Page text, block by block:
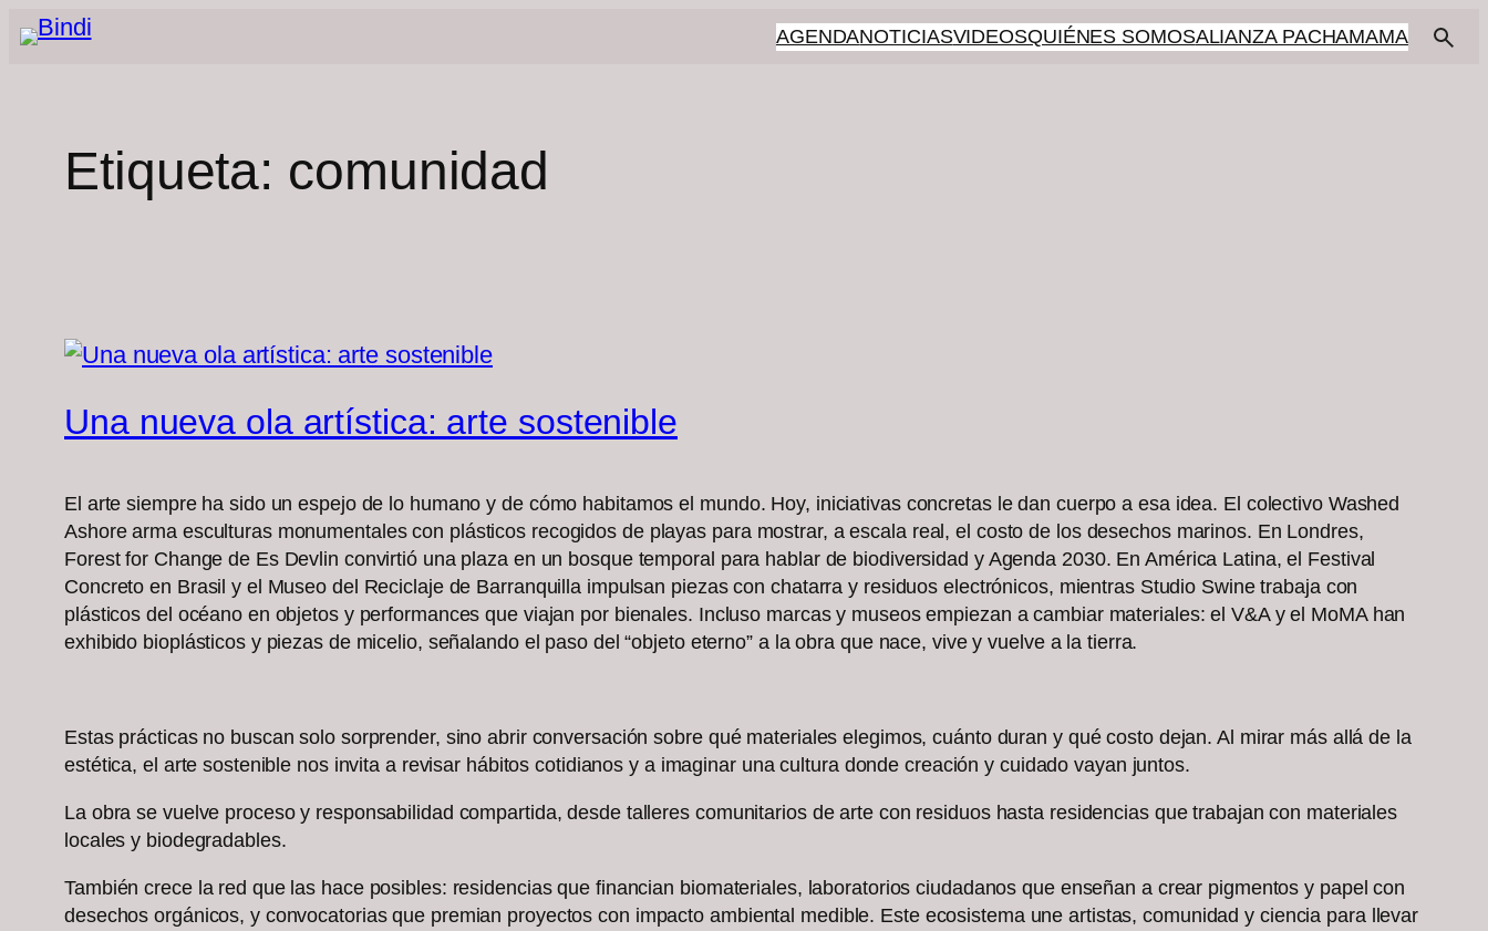
Saltar
AGENDANOTICIASVIDEOSQUIÉNES SOMOSALIANZA PACHAMAMA
Etiqueta: comunidad
Una nueva ola artística: arte sostenible
El arte siempre ha sido un espejo de lo humano y de cómo habitamos el mundo. Hoy, iniciativas concretas le dan cuerpo a esa idea. El colectivo Washed
Ashore arma esculturas monumentales con plásticos recogidos de playas para mostrar, a escala real, el costo de los desechos marinos. En Londres,
Forest for Change de Es Devlin convirtió una plaza en un bosque temporal para hablar de biodiversidad y Agenda 2030. En América Latina, el Festival
Concreto en Brasil y el Museo del Reciclaje de Barranquilla impulsan piezas con chatarra y residuos electrónicos, mientras Studio Swine trabaja con
plásticos del océano en objetos y performances que viajan por bienales. Incluso marcas y museos empiezan a cambiar materiales: el V&A y el MoMA han
exhibido bioplásticos y piezas de micelio, señalando el paso del “objeto eterno” a la obra que nace, vive y vuelve a la tierra.
Estas prácticas no buscan solo sorprender, sino abrir conversación sobre qué materiales elegimos, cuánto duran y qué costo dejan. Al mirar más allá de la
estética, el arte sostenible nos invita a revisar hábitos cotidianos y a imaginar una cultura donde creación y cuidado vayan juntos.
La obra se vuelve proceso y responsabilidad compartida, desde talleres comunitarios de arte con residuos hasta residencias que trabajan con materiales
locales y biodegradables.
También crece la red que las hace posibles: residencias que financian biomateriales, laboratorios ciudadanos que enseñan a crear pigmentos y papel con
desechos orgánicos, y convocatorias que premian proyectos con impacto ambiental medible. Este ecosistema une artistas, comunidad y ciencia para llevar